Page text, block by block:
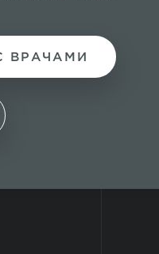
ВРАЧАМИ